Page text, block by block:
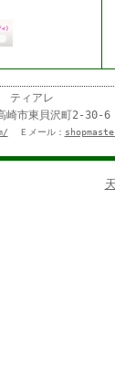
ティアレ
高崎市東貝沢
Ｅメール：